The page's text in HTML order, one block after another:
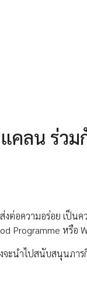
คลน ร่วม
งต่อความอร่อย เป็น
Programme หรือ
จะนำไปสนับสนุนภาร